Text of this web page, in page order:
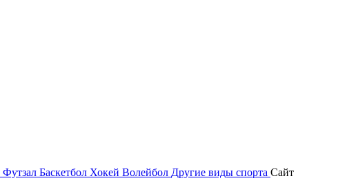
Футзал Баскетбол Хокей Волейбол Другие виды спорта Сайт